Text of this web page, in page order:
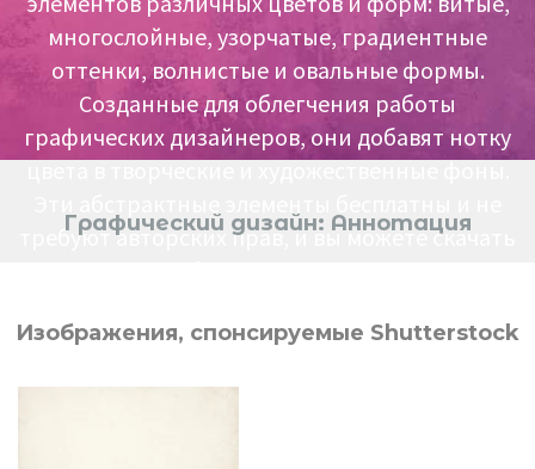
многослойные, узорчатые, градиентные
оттенки, волнистые и овальные формы.
Созданные для облегчения работы
графических дизайнеров, они добавят нотку
цвета в творческие и художественные фоны.
требуют авторских прав, и вы можете скачать
Графический дизайн: Аннотация
Изображения, спонсируемые Shutterstock